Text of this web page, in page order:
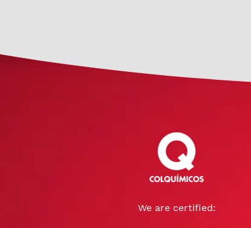
We are certified: